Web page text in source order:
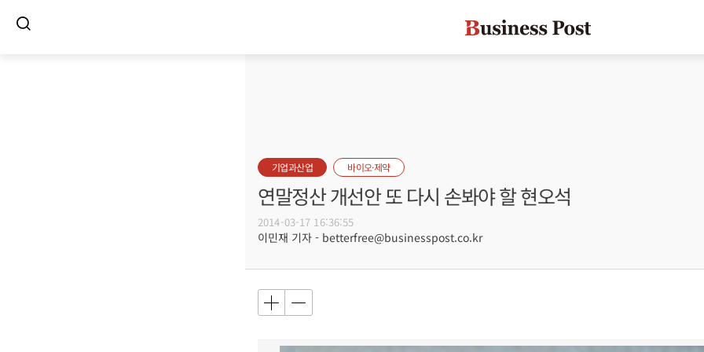
기업과산업 바이오·제약
연말정산 개선안 또 다시 손봐야 할 현오석
2014-03-17 16:36:55
이민재 기자 - betterfree@businesspost.co.kr